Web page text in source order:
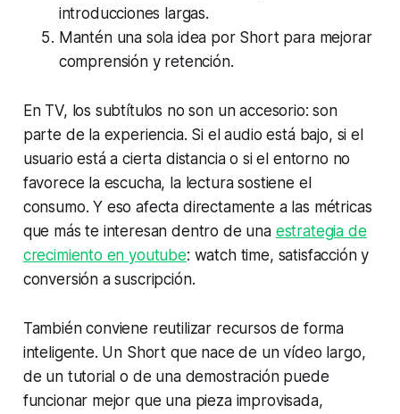
introducciones largas.
Mantén una sola idea por Short para mejorar
comprensión y retención.
En TV, los subtítulos no son un accesorio: son
parte de la experiencia. Si el audio está bajo, si el
usuario está a cierta distancia o si el entorno no
favorece la escucha, la lectura sostiene el
consumo. Y eso afecta directamente a las métricas
que más te interesan dentro de una estrategia de
crecimiento en youtube: watch time, satisfacción y
conversión a suscripción.
También conviene reutilizar recursos de forma
inteligente. Un Short que nace de un vídeo largo,
de un tutorial o de una demostración puede
funcionar mejor que una pieza improvisada,